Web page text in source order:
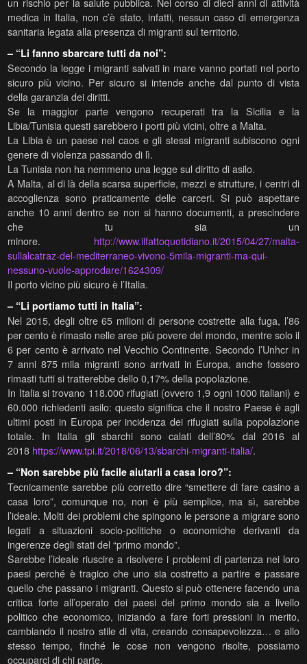
medica in Italia, non c’è stato, infatti, nessun caso di emergenza
sanitaria legata alla presenza di migranti sul territorio.
– “Li fanno sbarcare tutti da noi”:
Secondo la legge i migranti salvati in mare vanno portati nel porto
sicuro più vicino. Per sicuro si intende anche dal punto di vista
della garanzia dei diritti.
Se la maggior parte vengono recuperati tra la Sicilia e la
Libia/Tunisia questi sarebbero i porti più vicini, oltre a Malta.
La Libia è un paese nel caos e gli stessi migranti subiscono ogni
genere di violenza passando di lì.
La Tunisia non ha nemmeno una legge sul diritto di asilo.
A Malta, al di là della scarsa superficie, mezzi e strutture, i centri di
accoglienza sono praticamente delle carceri. Si può aspettare
anche 10 anni dentro se non si hanno documenti, a prescindere
che tu sia un
minore. http://www.ilfattoquotidiano.it/2015/04/27/malta-
sullalcatraz-del-mediterraneo-vivono-5mila-migranti-ma-qui-
nessuno-vuole-approdare/1624309/
Il porto vicino più sicuro è l’Italia.
– “Li portiamo tutti in Italia”:
Nel 2015, degli oltre 65 milioni di persone costrette alla fuga, l’86
per cento è rimasto nelle aree più povere del mondo, mentre solo il
6 per cento è arrivato nel Vecchio Continente. Secondo l’Unhcr in
7 anni 875 mila migranti sono arrivati in Europa, anche fossero
rimasti tutti si tratterebbe dello 0,17% della popolazione.
In Italia si trovano 118.000 rifugiati (ovvero 1,9 ogni 1000 italiani) e
60.000 richiedenti asilo: questo significa che il nostro Paese è agli
ultimi posti in Europa per incidenza dei rifugiati sulla popolazione
totale. In Italia gli sbarchi sono calati dell’80% dal 2016 al
2018 https://www.tpi.it/2018/06/13/sbarchi-migranti-italia/.
– “Non sarebbe più facile aiutarli a casa loro?”:
Tecnicamente sarebbe più corretto dire “smettere di fare casino a
casa loro”, comunque no, non è più semplice, ma sì, sarebbe
l’ideale. Molti dei problemi che spingono le persone a migrare sono
legati a situazioni socio-politiche o economiche derivanti da
ingerenze degli stati del “primo mondo”.
Sarebbe l’ideale riuscire a risolvere i problemi di partenza nei loro
paesi perché è tragico che uno sia costretto a partire e passare
quello che passano i migranti. Questo si può ottenere facendo una
critica forte all’operato dei paesi del primo mondo sia a livello
politico che economico, iniziando a fare forti pressioni in merito,
cambiando il nostro stile di vita, creando consapevolezza… e allo
stesso tempo, finché le cose non vengono risolte, possiamo
occuparci di chi parte.